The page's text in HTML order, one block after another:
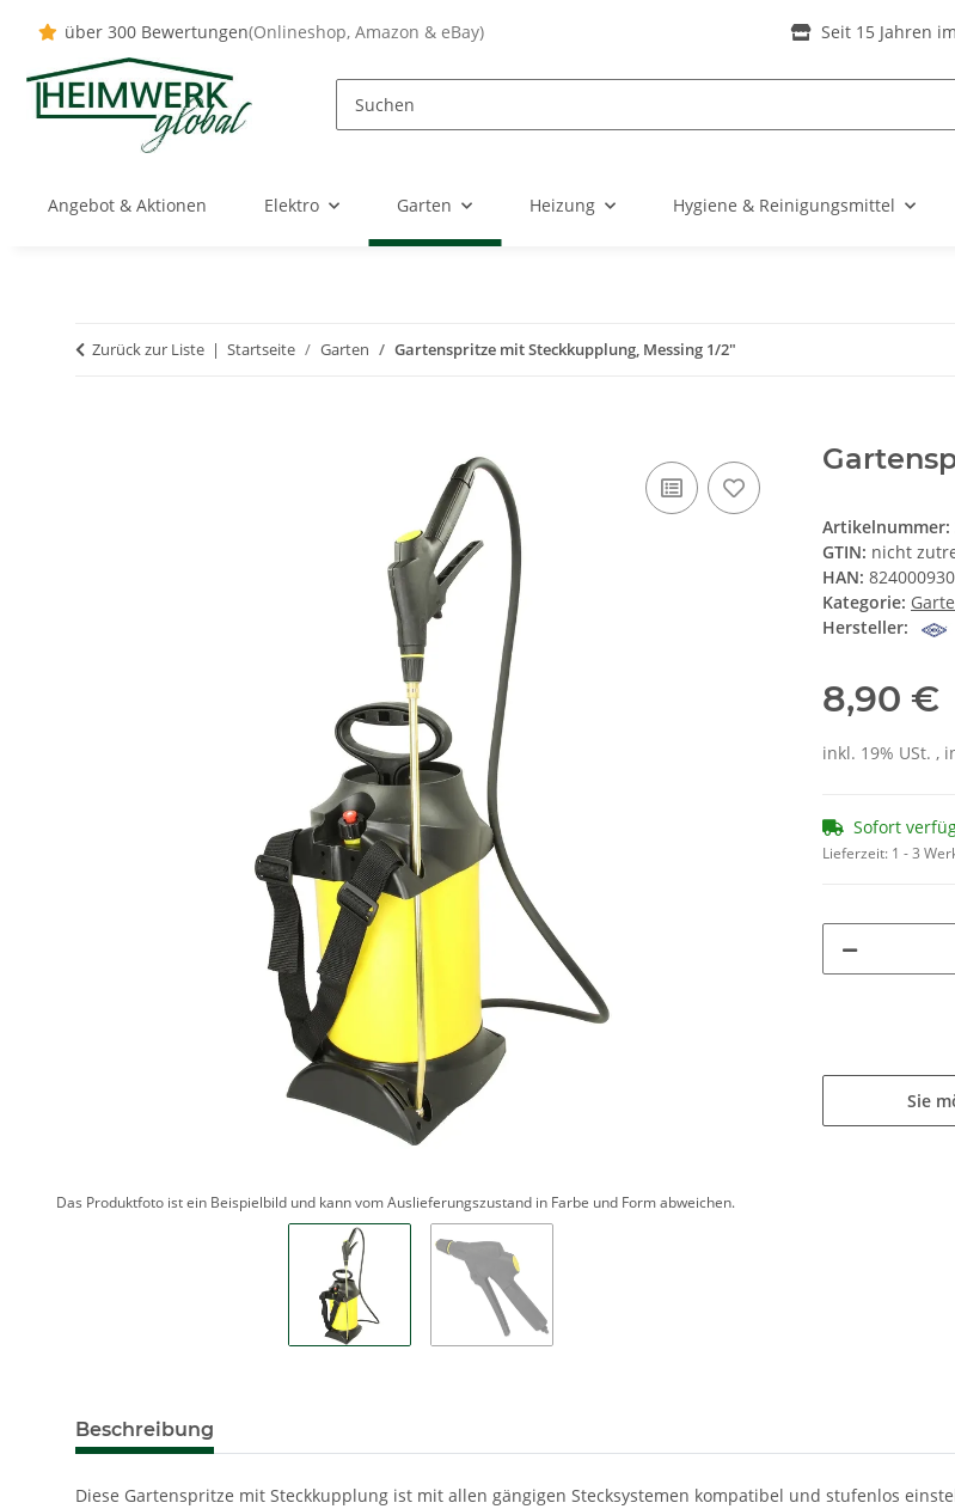
über 300 Bewertungen(Onlineshop, Amazon & eBay) Seit 15 Jahren
Angebot & Aktionen Elektro Garten Heizung Hygiene & Reinigungsmittel
Zurück zur Liste Startseite Garten Gartenspritze mit Steckkupplung, Messing 1/2"
Das Produktfoto ist ein Beispielbild und kann vom Auslieferungszustand in Farbe und Form abweichen.
Artikelnummer:
GTIN: nicht
HAN: 824000930
Kategorie:
Hersteller:
8,90 €
inkl. 19% USt. ,
Sofort
Lieferzeit: 1 - 3
Sie
Beschreibung
Diese Gartenspritze mit Steckkupplung ist mit allen gängigen Stecksystemen kompatibel und stufenlos